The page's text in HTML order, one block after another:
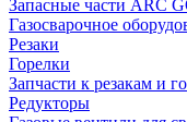
Запасные части ARC
Газосварочное
Резаки
Горелки
Запчасти к резакам и
Редукторы